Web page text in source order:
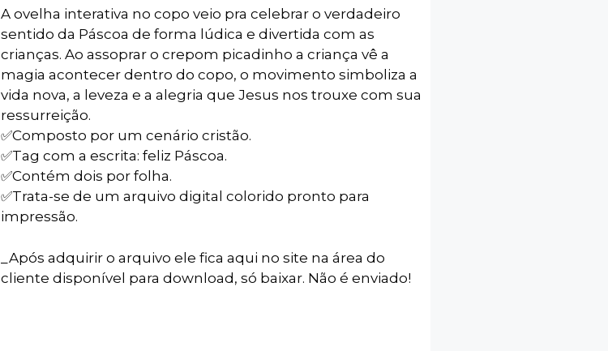
A ovelha interativa no copo veio pra celebrar o verdadeiro
sentido da Páscoa de forma lúdica e divertida com as
crianças. Ao assoprar o crepom picadinho a criança vê a
magia acontecer dentro do copo, o movimento simboliza a
vida nova, a leveza e a alegria que Jesus nos trouxe com sua
ressurreição.
✅️Composto por um cenário cristão.
✅️Tag com a escrita: feliz Páscoa.
✅️Contém dois por folha.
✅️Trata-se de um arquivo digital colorido pronto para
impressão.
_Após adquirir o arquivo ele fica aqui no site na área do
cliente disponível para download, só baixar. Não é enviado!